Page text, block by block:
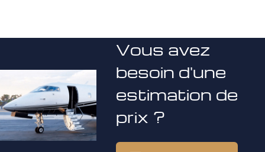
Vous avez
besoin d'une
estimation de
prix ?